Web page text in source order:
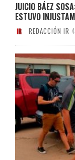
JUICIO BÁEZ
ESTUVO
REDACCIÓN IR